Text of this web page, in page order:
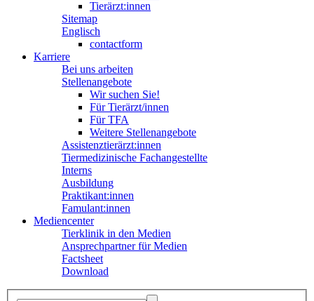
Tierärzt:innen
Sitemap
Englisch
contactform
Karriere
Bei uns arbeiten
Stellenangebote
Wir suchen Sie!
Für Tierärzt/innen
Für TFA
Weitere Stellenangebote
Assistenztierärzt:innen
Tiermedizinische Fachangestellte
Interns
Ausbildung
Praktikant:innen
Famulant:innen
Mediencenter
Tierklinik in den Medien
Ansprechpartner für Medien
Factsheet
Download